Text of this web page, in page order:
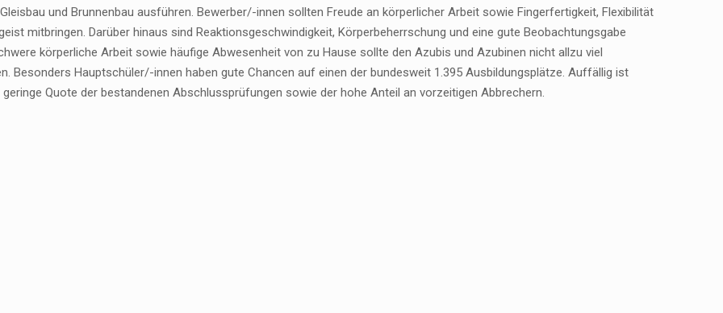
und Brunnenbau ausführen. Bewerber/-innen sollten Freude an körperlicher Arbeit sowie Fingerfertigkeit, Flexibilität
mitbringen. Darüber hinaus sind Reaktionsgeschwindigkeit, Körperbeherrschung und eine gute Beobachtungsgabe
körperliche Arbeit sowie häufige Abwesenheit von zu Hause sollte den Azubis und Azubinen nicht allzu viel
Besonders Hauptschüler/-innen haben gute Chancen auf einen der bundesweit 1.395 Ausbildungsplätze. Auffällig ist
Quote der bestandenen Abschlussprüfungen sowie der hohe Anteil an vorzeitigen Abbrechern.